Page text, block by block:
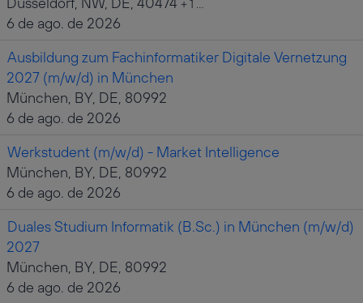
+ 1 …
6 de ago. de 2026
Ausbildung zum Fachinformatiker Digitale Vernetzung
2027 (m/w/d) in München
München, BY, DE, 80992
6 de ago. de 2026
Werkstudent (m/w/d) - Market Intelligence
München, BY, DE, 80992
6 de ago. de 2026
Duales Studium Informatik (B.Sc.) in München (m/w/d)
2027
München, BY, DE, 80992
6 de ago. de 2026